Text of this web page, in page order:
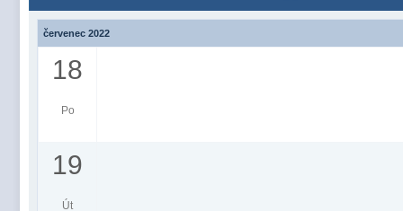
červenec 2022
18
Po
19
Út